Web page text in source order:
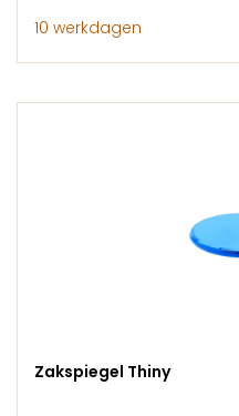
10 werkdagen
Zakspiegel Thiny